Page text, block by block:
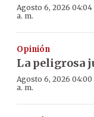
Agosto 6, 2026 04:04
a. m.
Opinión
La peligrosa
Agosto 6, 2026 04:00
a. m.